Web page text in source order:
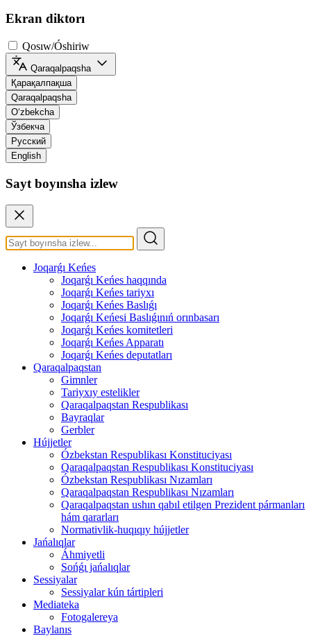
Ekran diktorı
Qosıw/Óshiriw
Qaraqalpaqsha
Қарақалпақша
Qaraqalpaqsha
O‘zbekcha
Ўзбекча
Русский
English
Sayt boyınsha izlew
Joqarǵı Keńes
Joqarǵı Keńes haqqında
Joqarǵı Keńes tariyxı
Joqarǵı Keńes Baslıǵı
Joqarǵı Keńesi Baslıǵınıń orınbasarı
Joqarǵı Keńes komitetleri
Joqarǵı Keńes Apparatı
Joqarǵı Keńes deputatları
Qaraqalpaqstan
Gimnler
Tariyxıy estelikler
Qaraqalpaqstan Respublikası
Bayraqlar
Gerbler
Hújjetler
Ózbekstan Respublikası Konstituciyası
Qaraqalpaqstan Respublikası Konstituciyası
Ózbekstan Respublikası Nızamları
Qaraqalpaqstan Respublikası Nızamları
Qaraqalpaqstan ushın qabıl etilgen Prezident pármanları
hám qararları
Normativlik-huqıqıy hújjetler
Jańalıqlar
Áhmiyetli
Sońǵı jańalıqlar
Sessiyalar
Sessiyalar kún tártipleri
Mediateka
Fotogalereya
Baylanıs